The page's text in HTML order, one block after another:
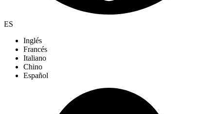
ES
Inglés
Francés
Italiano
Chino
Español